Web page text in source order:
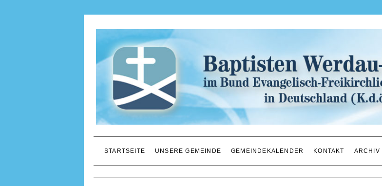
STARTSEITE UNSERE GEMEINDE GEMEINDEKALENDER KONTAKT ARCHIV